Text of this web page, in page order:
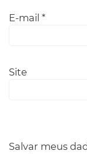
E-mail *
Site
Salvar meus